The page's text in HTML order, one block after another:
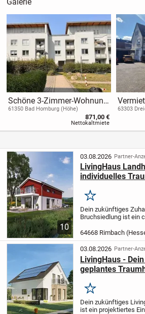
Galerie
Schöne 3-Zimmer-Wohnung
mit Terrasse zu vermieten!
61350 Bad Homburg (Höhe)
871,00 €
Nettokaltmiete
2x
63303
10
03.08.2026 Partner-
LivingHaus
individuelles
Merken
Dein zukünftiges
Bruchsiedlung ist ein
Wünschen projektiert
Einfamilienhaus
klassisches
64668 Rimbach
03.08.2026 Partner-
LivingHaus -
geplantes
Merken
Dein zukünftiges
ist ein projektiertes